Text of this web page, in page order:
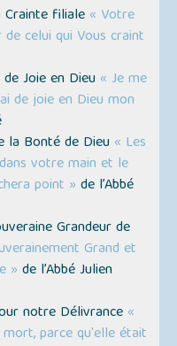
filiale « Votre
celui qui Vous craint
Joie en Dieu « Je me
de joie en Dieu mon
la Bonté de Dieu « Les
votre main et le
point » de l’Abbé
Grandeur de
Grand et
» de l’Abbé Julien
notre Délivrance «
mort, parce qu'elle était